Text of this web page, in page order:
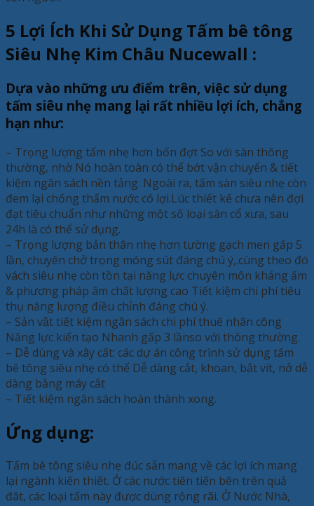
5 Lợi Ích Khi Sử Dụng Tấm bê tông
Siêu Nhẹ Kim Châu Nucewall :
Dựa vào những ưu điểm trên, việc sử dụng
tấm siêu nhẹ mang lại rất nhiều lợi ích, chẳng
hạn như:
– Trọng lượng tấm nhẹ hơn bốn đợt So với sàn thông
thường, nhờ Nó hoàn toàn có thể bớt vận chuyển & tiết
kiệm ngân sách nền tảng. Ngoài ra, tấm sàn siêu nhẹ còn
đem lại chống thấm nước có lợi.Lúc thiết kế chưa nên đợi
đạt tiêu chuẩn như những một số loại sàn cổ xưa, sau
24h là có thể sử dụng.
– Trọng lượng bản thân nhẹ hơn tường gạch men gấp 5
lần, chuyên chở trọng móng sút đáng chú ý,.cùng theo đó
vách siêu nhẹ còn tồn tại năng lực chuyên môn kháng ấm
& phương pháp âm chất lượng cao Tiết kiệm chi phí tiêu
thụ năng lượng điều chỉnh đáng chú ý.
– Sản vật tiết kiệm ngân sách chi phí thuê nhân công
Năng lực kiến tạo Nhanh gấp 3 lầnso với thông thường.
– Dễ dùng và xây cất: các dự án công trình sử dụng tấm
bê tông siêu nhẹ có thể Dễ dàng cắt, khoan, bắt vít, nở dễ
dàng bằng máy cắt
– Tiết kiệm ngân sách hoàn thành xong.
Ứng dụng:
Tấm bê tông siêu nhẹ đúc sẵn mang về các lợi ích mang
lại ngành kiến thiết. Ở các nước tiên tiến bên trên quả
đât, các loại tấm này được dùng rộng rãi. Ở Nước Nhà,